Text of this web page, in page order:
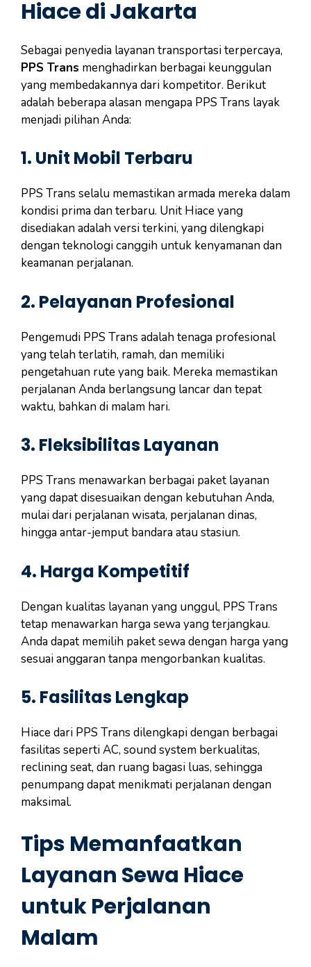
Hiace di Jakarta
Sebagai penyedia layanan transportasi terpercaya,
PPS Trans menghadirkan berbagai keunggulan
yang membedakannya dari kompetitor. Berikut
adalah beberapa alasan mengapa PPS Trans layak
menjadi pilihan Anda:
1. Unit Mobil Terbaru
PPS Trans selalu memastikan armada mereka dalam
kondisi prima dan terbaru. Unit Hiace yang
disediakan adalah versi terkini, yang dilengkapi
dengan teknologi canggih untuk kenyamanan dan
keamanan perjalanan.
2. Pelayanan Profesional
Pengemudi PPS Trans adalah tenaga profesional
yang telah terlatih, ramah, dan memiliki
pengetahuan rute yang baik. Mereka memastikan
perjalanan Anda berlangsung lancar dan tepat
waktu, bahkan di malam hari.
3. Fleksibilitas Layanan
PPS Trans menawarkan berbagai paket layanan
yang dapat disesuaikan dengan kebutuhan Anda,
mulai dari perjalanan wisata, perjalanan dinas,
hingga antar-jemput bandara atau stasiun.
4. Harga Kompetitif
Dengan kualitas layanan yang unggul, PPS Trans
tetap menawarkan harga sewa yang terjangkau.
Anda dapat memilih paket sewa dengan harga yang
sesuai anggaran tanpa mengorbankan kualitas.
5. Fasilitas Lengkap
Hiace dari PPS Trans dilengkapi dengan berbagai
fasilitas seperti AC, sound system berkualitas,
reclining seat, dan ruang bagasi luas, sehingga
penumpang dapat menikmati perjalanan dengan
maksimal.
Tips Memanfaatkan
Layanan Sewa Hiace
untuk Perjalanan
Malam